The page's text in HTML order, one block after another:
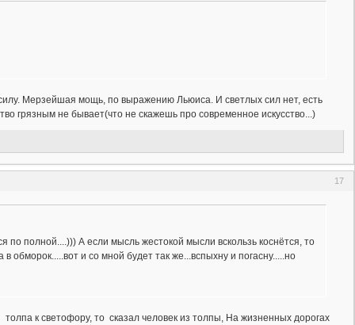
Мерзейшая мощь, по выражению Льюиса. И светлых сил нет, есть
грязным не бывает(что не скажешь про современное искусство...)
17
полной....))) А если мысль жестокой мысли вскользь коснётся, то
обморок.....вот и со мной будет так же...вспыхну и погасну.....но
к светофору, то сказал человек из толпы, На жизненных дорогах